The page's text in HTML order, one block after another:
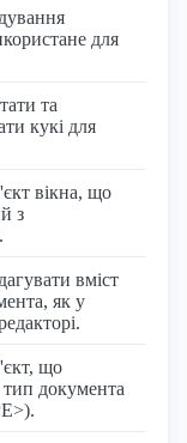
для
та
кукі для
вікна, що
з
вміст
як у
що
тип документа